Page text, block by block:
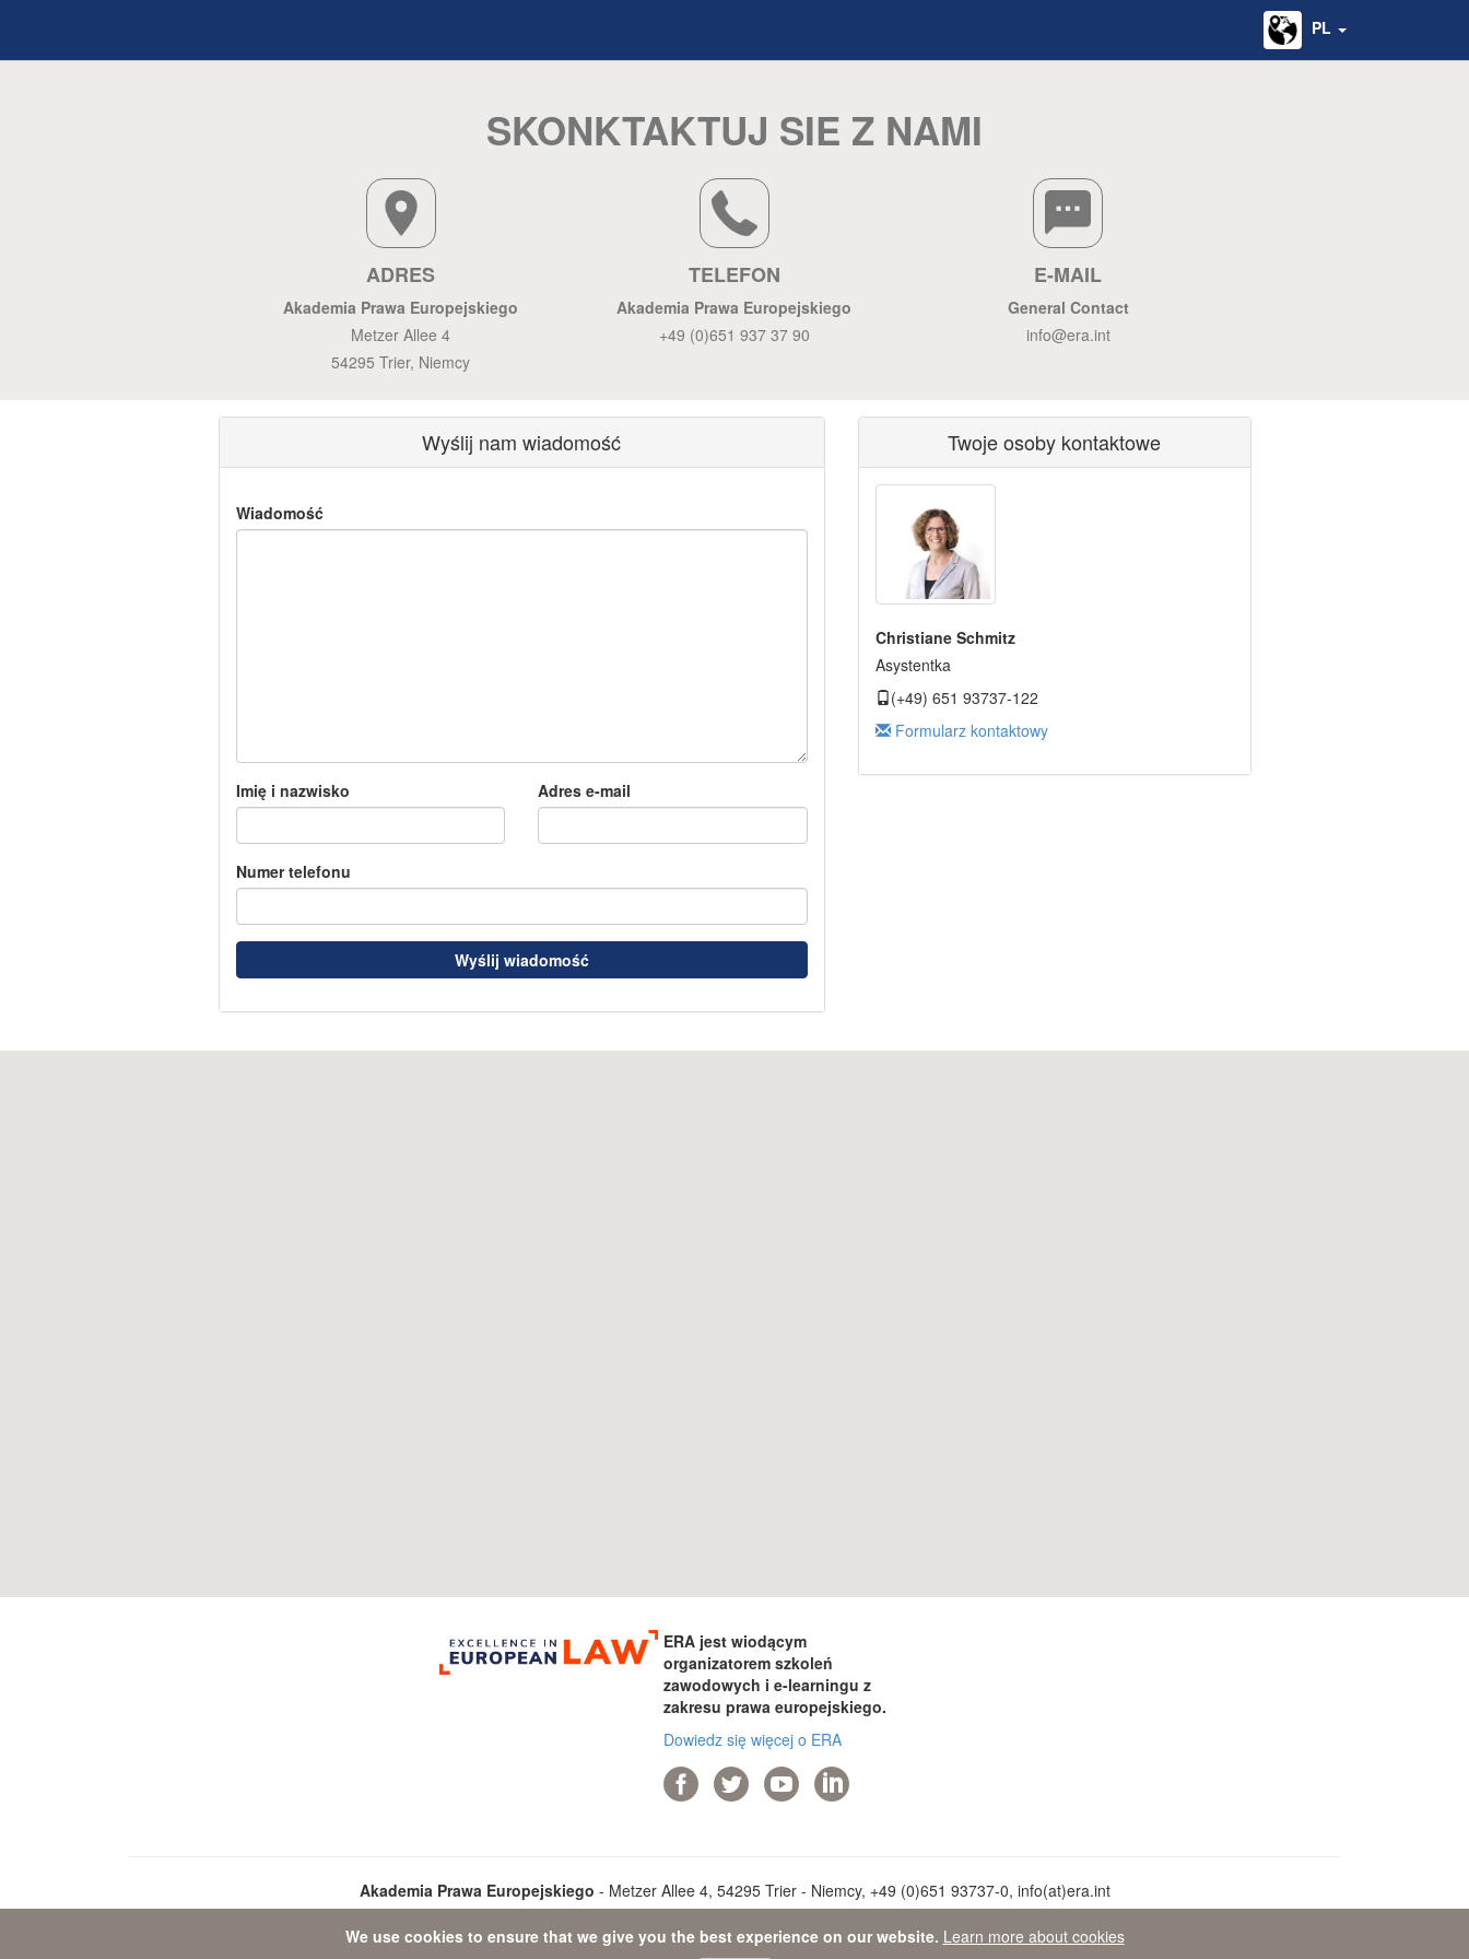
PL
SKONKTAKTUJ SIE Z NAMI
ADRES
Akademia Prawa Europejskiego
Metzer Allee 4
54295 Trier, Niemcy
TELEFON
Akademia Prawa Europejskiego
+49 (0)651 937 37 90
E-MAIL
General Contact
info@era.int
Wyślij nam wiadomość
Wiadomość
Imię i nazwisko Adres e-mail
Numer telefonu
Wyślij wiadomość
Twoje osoby kontaktowe
Christiane Schmitz
Asystentka
(+49) 651 93737-122
Formularz kontaktowy
We use cookies to ensure that we give you the best experience on our website. Learn more about cookies
ERA jest wiodącym
organizatorem szkoleń
zawodowych i e-learningu z
zakresu prawa europejskiego.
Dowiedz się więcej o ERA
Akademia Prawa Europejskiego - Metzer Allee 4, 54295 Trier - Niemcy, +49 (0)651 93737-0, info(at)era.int